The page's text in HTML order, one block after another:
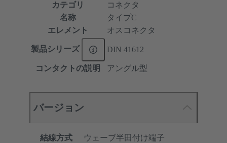
カテゴリ
コネクタ
名称
タイプC
エレメント
オスコネクタ
製品シリーズ DIN 41612
コンタクトの説明 アングル型
バージョン
結線方式 ウェーブ半田付け端子